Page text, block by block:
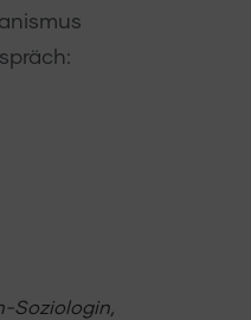
Soziologin,